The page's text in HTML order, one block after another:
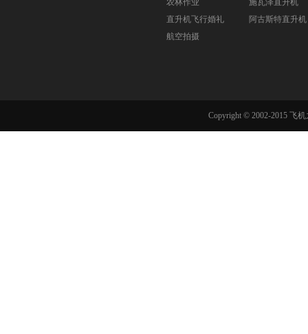
农林作业
直升机飞行婚礼
航空拍摄
施瓦泽直升机
阿古斯特直升机
Copyright © 2002-2015 飞